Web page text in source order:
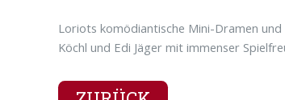
Loriots komödiantische Mini-Dramen
Köchl und Edi Jäger mit immenser